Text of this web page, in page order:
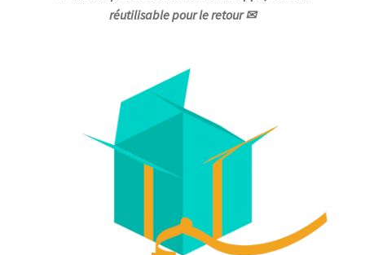
réutilisable pour le retour✉